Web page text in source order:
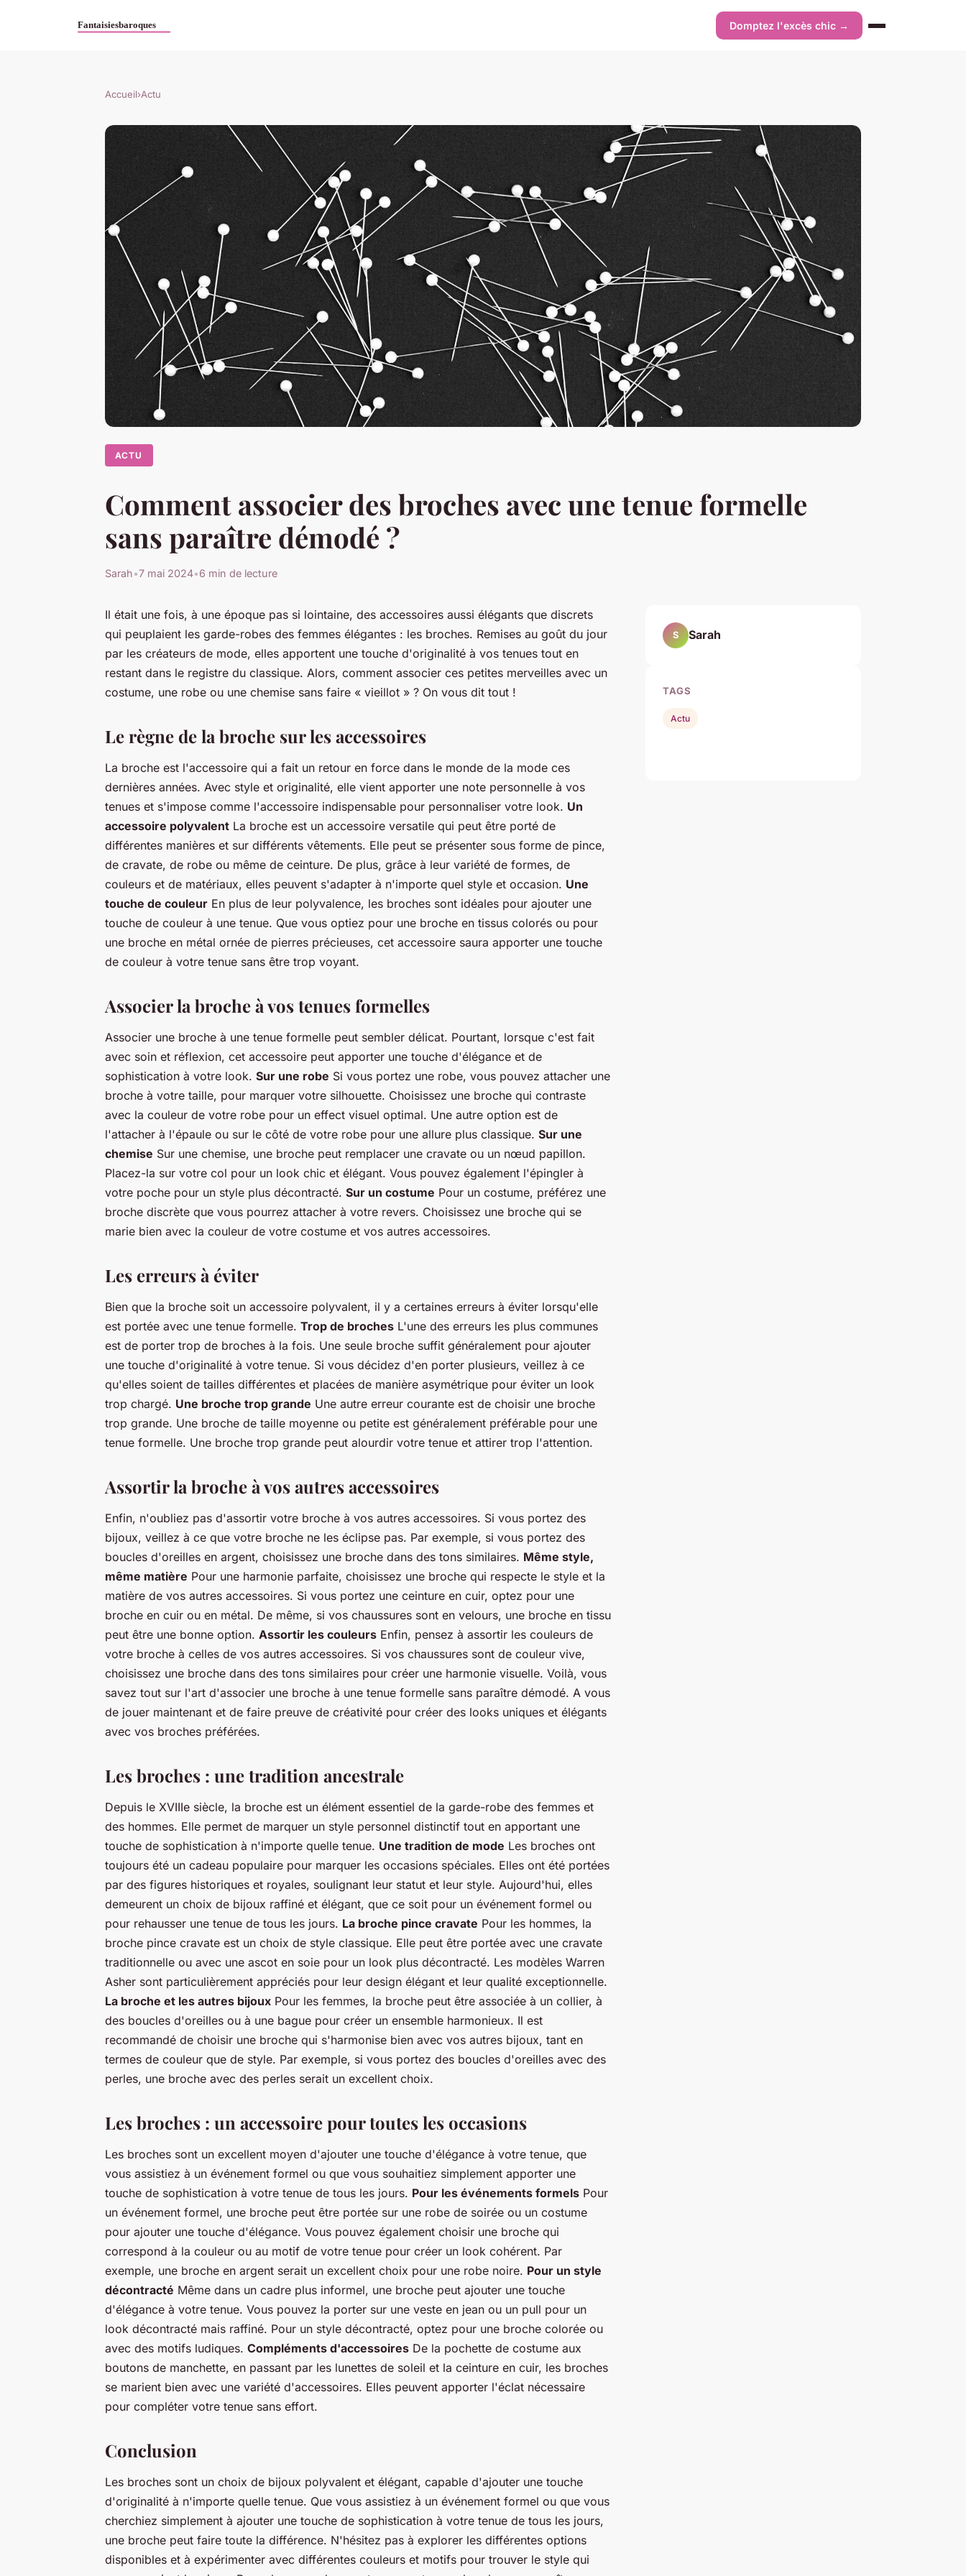
Domptez l'excès chic →
Accueil›Actu
ACTU
Comment associer des broches avec une tenue formelle
sans paraître démodé ?
Sarah•7 mai 2024•6 min de lecture
Il était une fois, à une époque pas si lointaine, des accessoires aussi élégants que discrets
qui peuplaient les garde-robes des femmes élégantes : les broches. Remises au goût du jour
par les créateurs de mode, elles apportent une touche d'originalité à vos tenues tout en
restant dans le registre du classique. Alors, comment associer ces petites merveilles avec un
costume, une robe ou une chemise sans faire « vieillot » ? On vous dit tout !
Le règne de la broche sur les accessoires
La broche est l'accessoire qui a fait un retour en force dans le monde de la mode ces
dernières années. Avec style et originalité, elle vient apporter une note personnelle à vos
tenues et s'impose comme l'accessoire indispensable pour personnaliser votre look. Un
accessoire polyvalent La broche est un accessoire versatile qui peut être porté de
différentes manières et sur différents vêtements. Elle peut se présenter sous forme de pince,
de cravate, de robe ou même de ceinture. De plus, grâce à leur variété de formes, de
couleurs et de matériaux, elles peuvent s'adapter à n'importe quel style et occasion. Une
touche de couleur En plus de leur polyvalence, les broches sont idéales pour ajouter une
touche de couleur à une tenue. Que vous optiez pour une broche en tissus colorés ou pour
une broche en métal ornée de pierres précieuses, cet accessoire saura apporter une touche
de couleur à votre tenue sans être trop voyant.
Associer la broche à vos tenues formelles
Associer une broche à une tenue formelle peut sembler délicat. Pourtant, lorsque c'est fait
avec soin et réflexion, cet accessoire peut apporter une touche d'élégance et de
sophistication à votre look. Sur une robe Si vous portez une robe, vous pouvez attacher une
broche à votre taille, pour marquer votre silhouette. Choisissez une broche qui contraste
avec la couleur de votre robe pour un effect visuel optimal. Une autre option est de
l'attacher à l'épaule ou sur le côté de votre robe pour une allure plus classique. Sur une
chemise Sur une chemise, une broche peut remplacer une cravate ou un nœud papillon.
Placez-la sur votre col pour un look chic et élégant. Vous pouvez également l'épingler à
votre poche pour un style plus décontracté. Sur un costume Pour un costume, préférez une
broche discrète que vous pourrez attacher à votre revers. Choisissez une broche qui se
marie bien avec la couleur de votre costume et vos autres accessoires.
Les erreurs à éviter
Bien que la broche soit un accessoire polyvalent, il y a certaines erreurs à éviter lorsqu'elle
est portée avec une tenue formelle. Trop de broches L'une des erreurs les plus communes
est de porter trop de broches à la fois. Une seule broche suffit généralement pour ajouter
une touche d'originalité à votre tenue. Si vous décidez d'en porter plusieurs, veillez à ce
qu'elles soient de tailles différentes et placées de manière asymétrique pour éviter un look
trop chargé. Une broche trop grande Une autre erreur courante est de choisir une broche
trop grande. Une broche de taille moyenne ou petite est généralement préférable pour une
tenue formelle. Une broche trop grande peut alourdir votre tenue et attirer trop l'attention.
Assortir la broche à vos autres accessoires
Enfin, n'oubliez pas d'assortir votre broche à vos autres accessoires. Si vous portez des
bijoux, veillez à ce que votre broche ne les éclipse pas. Par exemple, si vous portez des
boucles d'oreilles en argent, choisissez une broche dans des tons similaires. Même style,
même matière Pour une harmonie parfaite, choisissez une broche qui respecte le style et la
matière de vos autres accessoires. Si vous portez une ceinture en cuir, optez pour une
broche en cuir ou en métal. De même, si vos chaussures sont en velours, une broche en tissu
peut être une bonne option. Assortir les couleurs Enfin, pensez à assortir les couleurs de
votre broche à celles de vos autres accessoires. Si vos chaussures sont de couleur vive,
choisissez une broche dans des tons similaires pour créer une harmonie visuelle. Voilà, vous
savez tout sur l'art d'associer une broche à une tenue formelle sans paraître démodé. A vous
de jouer maintenant et de faire preuve de créativité pour créer des looks uniques et élégants
avec vos broches préférées.
Les broches : une tradition ancestrale
Depuis le XVIIIe siècle, la broche est un élément essentiel de la garde-robe des femmes et
des hommes. Elle permet de marquer un style personnel distinctif tout en apportant une
touche de sophistication à n'importe quelle tenue. Une tradition de mode Les broches ont
toujours été un cadeau populaire pour marquer les occasions spéciales. Elles ont été portées
par des figures historiques et royales, soulignant leur statut et leur style. Aujourd'hui, elles
demeurent un choix de bijoux raffiné et élégant, que ce soit pour un événement formel ou
pour rehausser une tenue de tous les jours. La broche pince cravate Pour les hommes, la
broche pince cravate est un choix de style classique. Elle peut être portée avec une cravate
traditionnelle ou avec une ascot en soie pour un look plus décontracté. Les modèles Warren
Asher sont particulièrement appréciés pour leur design élégant et leur qualité exceptionnelle.
La broche et les autres bijoux Pour les femmes, la broche peut être associée à un collier, à
des boucles d'oreilles ou à une bague pour créer un ensemble harmonieux. Il est
recommandé de choisir une broche qui s'harmonise bien avec vos autres bijoux, tant en
termes de couleur que de style. Par exemple, si vous portez des boucles d'oreilles avec des
perles, une broche avec des perles serait un excellent choix.
Les broches : un accessoire pour toutes les occasions
Les broches sont un excellent moyen d'ajouter une touche d'élégance à votre tenue, que
vous assistiez à un événement formel ou que vous souhaitiez simplement apporter une
touche de sophistication à votre tenue de tous les jours. Pour les événements formels Pour
un événement formel, une broche peut être portée sur une robe de soirée ou un costume
pour ajouter une touche d'élégance. Vous pouvez également choisir une broche qui
correspond à la couleur ou au motif de votre tenue pour créer un look cohérent. Par
exemple, une broche en argent serait un excellent choix pour une robe noire. Pour un style
décontracté Même dans un cadre plus informel, une broche peut ajouter une touche
d'élégance à votre tenue. Vous pouvez la porter sur une veste en jean ou un pull pour un
look décontracté mais raffiné. Pour un style décontracté, optez pour une broche colorée ou
avec des motifs ludiques. Compléments d'accessoires De la pochette de costume aux
boutons de manchette, en passant par les lunettes de soleil et la ceinture en cuir, les broches
se marient bien avec une variété d'accessoires. Elles peuvent apporter l'éclat nécessaire
pour compléter votre tenue sans effort.
Conclusion
Les broches sont un choix de bijoux polyvalent et élégant, capable d'ajouter une touche
d'originalité à n'importe quelle tenue. Que vous assistiez à un événement formel ou que vous
cherchiez simplement à ajouter une touche de sophistication à votre tenue de tous les jours,
une broche peut faire toute la différence. N'hésitez pas à explorer les différentes options
disponibles et à expérimenter avec différentes couleurs et motifs pour trouver le style qui
S Sarah
TAGS
Actu